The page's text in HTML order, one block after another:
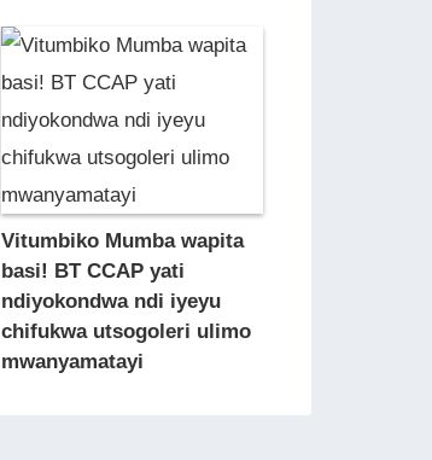
Vitumbiko Mumba wapita
basi! BT CCAP yati
ndiyokondwa ndi iyeyu
chifukwa utsogoleri ulimo
mwanyamatayi